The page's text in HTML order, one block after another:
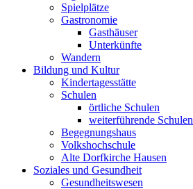
Spielplätze
Gastronomie
Gasthäuser
Unterkünfte
Wandern
Bildung und Kultur
Kindertagesstätte
Schulen
örtliche Schulen
weiterführende Schulen
Begegnungshaus
Volkshochschule
Alte Dorfkirche Hausen
Soziales und Gesundheit
Gesundheitswesen